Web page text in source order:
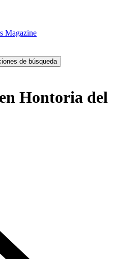
Magazine
de búsqueda
Hontoria del